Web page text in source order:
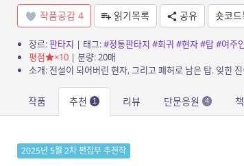
작품공감 4 읽기목록 공유 숏코
장르:판타지 | 태그:#정통판타지 #회귀 #현자#탑#여주
평점
×10| 분량: 20매
작품 추천 1 리뷰 단문응원 4
2025년 5월 2차 편집부 추천작